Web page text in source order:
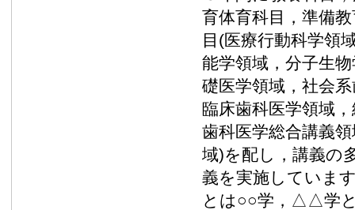
育体育科目，準備
目(医療行動科学領
能学領域，分子生
礎医学領域，社会
臨床歯科医学領域
歯科医学総合講義
域)を配し，講義の
義を実施していま
とは○○学，△△学